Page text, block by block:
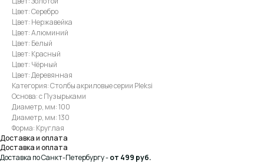
Цвет: Cеребро
Цвет: Нержавейка
Цвет: Алюминий
Цвет: Белый
Цвет: Красный
Цвет: Чёрный
Цвет: Деревянная
Категория: Столбы акриловые серии Pleksi
Основа: с Пузырьками
Диаметр, мм: 100
Диаметр, мм: 130
Форма: Круглая
Доставка и оплата
Доставка и оплата
Доставка по Санкт-Петербургу -от 499 руб.